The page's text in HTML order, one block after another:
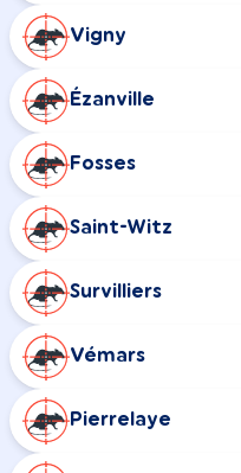
Vigny
Ézanville
Fosses
Saint-Witz
Survilliers
Vémars
Pierrelaye